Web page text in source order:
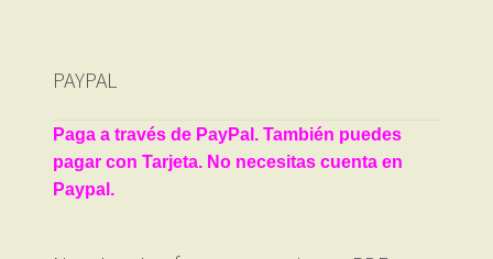
PAYPAL
Paga a través de PayPal. También puedes
pagar con Tarjeta. No necesitas cuenta en
Paypal.